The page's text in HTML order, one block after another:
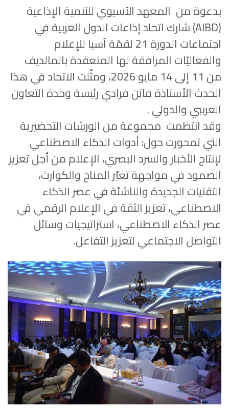
بدعوة من المعهد الآسيوي للتنمية الإذاعية
(
AIBD) شارك اتحاد إذاعات الدول العربية في
اجتماعات الدورة 21 لقمّة آسيا للإعلام
والفعاليّات المرافقة لها المنعقدة بالمالديف
من 11 إلى 14 مايو 2026، ومثّلت الاتحاد في هذا
الحدث الأستاذة فاتن فرادي رئيسة وحدة التعاون
العرببي والدولي .
وقد انتظمت مجموعة من الورشات التحضيرية
التي تمحورت حول: أدوات الذكاء الاصطناعي
لإنتاج الأخبار والسرد البصري، الإعلام من أجل تعزيز
الصمود في مواجهة تغيّر المناخ والكوارث،
التقنيات الجديدة والناشئة في عصر الذكاء
الاصطناعي، تعزيز الثقة في الإعلام الرقمي في
عصر الذكاء الاصطناعي، استراتيجيات وسائل
التواصل الاجتماعي لتعزيز التفاعل.